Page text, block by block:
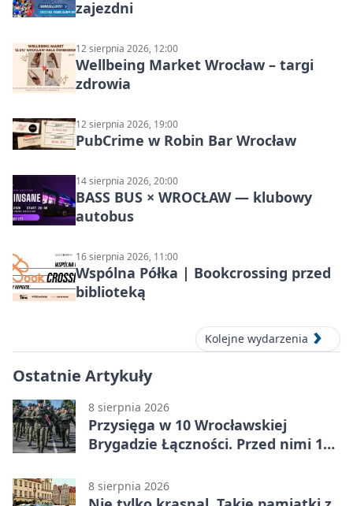
zajezdni
12 sierpnia 2026, 12:00
Wellbeing Market Wrocław – targi
zdrowia
12 sierpnia 2026, 19:00
PubCrime w Robin Bar Wrocław
14 sierpnia 2026, 20:00
BASS BUS × WROCŁAW — klubowy
autobus
16 sierpnia 2026, 11:00
Wspólna Półka | Bookcrossing przed
biblioteką
Kolejne wydarzenia
Ostatnie Artykuły
8 sierpnia 2026
Przysięga w 10 Wrocławskiej
Brygadzie Łączności. Przed nimi 11
8 sierpnia 2026